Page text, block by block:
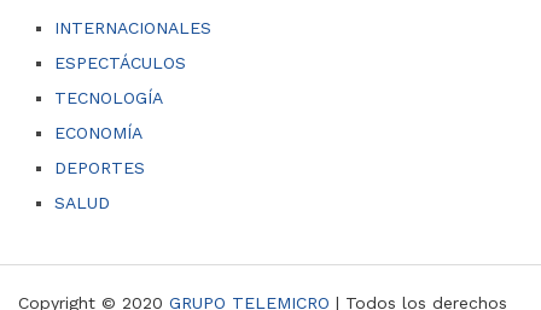
INTERNACIONALES
ESPECTÁCULOS
TECNOLOGÍA
ECONOMÍA
DEPORTES
SALUD
Copyright © 2020 GRUPO TELEMICRO | Todos los derechos